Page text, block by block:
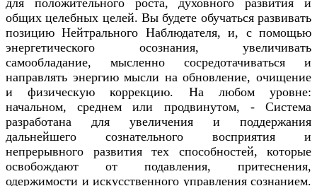
общих целебных целей. Вы будете обучаться развивать
позицию Нейтрального Наблюдателя, и, с помощью
энергетического осознания, увеличивать
самообладание, мысленно сосредотачиваться и
направлять энергию мысли на обновление, очищение
и физическую коррекцию. На любом уровне:
начальном, среднем или продвинутом, - Система
разработана для увеличения и поддержания
дальнейшего сознательного восприятия и
непрерывного развития тех способностей, которые
освобождают от подавления, притеснения,
одержимости и искусственного управления сознанием.